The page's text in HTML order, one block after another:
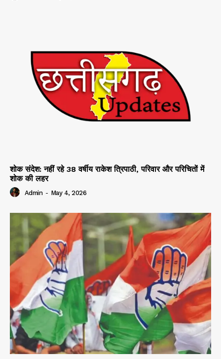
शोक संदेश: नहीं रहे 38 वर्षीय राकेश त्रिपाठी, परिवार और परिचितों में
शोक की लहर
Admin - May 4, 2026